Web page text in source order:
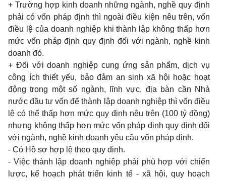
+ Trường hợp kinh doanh những ngành, nghề quy định
phải có vốn pháp định thì ngoài điều kiện nêu trên, vốn
điều lệ của doanh nghiệp khi thành lập không thấp hơn
mức vốn pháp định quy định đối với ngành, nghề kinh
doanh đó.
+ Đối với doanh nghiệp cung ứng sản phẩm, dịch vụ
công ích thiết yếu, bảo đảm an sinh xã hội hoặc hoạt
động trong một số ngành, lĩnh vực, địa bàn cần Nhà
nước đầu tư vốn để thành lập doanh nghiệp thì vốn điều
lệ có thể thấp hơn mức quy định nêu trên (100 tỷ đồng)
nhưng không thấp hơn mức vốn pháp định quy định đối
với ngành, nghề kinh doanh yêu cầu vốn pháp định.
- Có Hồ sơ hợp lệ theo quy định.
- Việc thành lập doanh nghiệp phải phù hợp với chiến
lược, kế hoạch phát triển kinh tế - xã hội, quy hoạch